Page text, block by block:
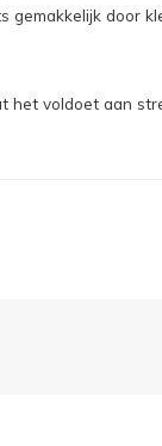
door
voldoet aan